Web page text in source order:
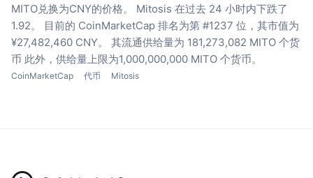
MITO兑换为CNY的价格。
Mitosis 在过去 24 小时内下跌了
1.92。
目前的 CoinMarketCap 排名为第 #1237 位，其市值为
¥27,482,460 CNY。
其流通供给量为 181,273,082 MITO 个货
币 此外，供给量上限为1,000,000,000 MITO 个货币。
CoinMarketCap 代币 Mitosis